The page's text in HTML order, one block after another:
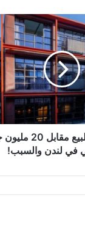
عرض منزل للبيع مقابل
في لندن والسبب!